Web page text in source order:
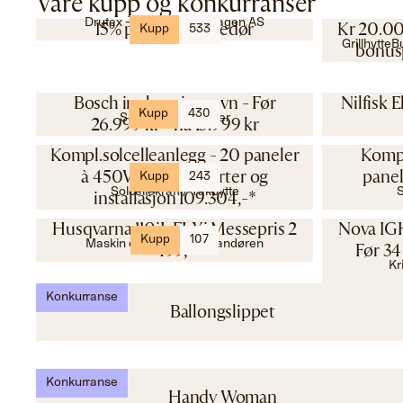
Kupp 533
15% på Edge Skyvedør
Drutex – Byggmester Hagen AS
Kr
Kupp 430
Bosch innbygningsovn - Før
26.999 kr - nå 13.999 kr
Skousen Hvitevarer
Nilfisk
Kupp 243
Kompl.solcelleanlegg - 20 paneler
à 450W - Inkl. inverter og
installasjon 109.304,-*
Solcellekraft / Takbytte
Kupp 107
Husqvarna 110iL FLXi Messepris 2
499,-
Maskin og Verktøyleverandøren
Nova
Før
Konkurranse
Ballongslippet
Konkurranse
Handy Woman